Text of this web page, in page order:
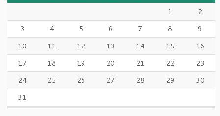
1
2
3
4 5 6 7 8
9
10
11 12 13 14 15
16
17
18 19 20 21 22
23
24
25 26 27 28 29
30
31